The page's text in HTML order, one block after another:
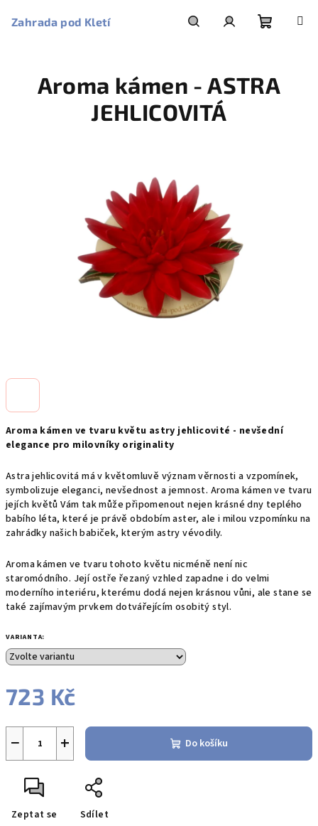
Zahrada pod Kletí
košík
Aroma kámen ve tvaru květu astry jehlicovité - nevšední
elegance pro milovníky originality
Astra jehlicovitá má v květomluvě význam věrnosti a vzpomínek,
symbolizuje eleganci, nevšednost a jemnost. Aroma kámen ve tvaru
jejích květů Vám tak může připomenout nejen krásné dny teplého
babího léta, které je právě obdobím aster, ale i milou vzpomínku na
zahrádky našich babiček, kterým astry vévodily.
Aroma kámen ve tvaru tohoto květu nicméně není nic
staromódního. Její ostře řezaný vzhled zapadne i do velmi
moderního interiéru, kterému dodá nejen krásnou vůni, ale stane se
také zajímavým prvkem dotvářejícím osobitý styl.
VARIANTA:
723 Kč
+
− Do košíku
Zeptat se Sdílet
Aroma kámen - ASTRA
JEHLICOVITÁ